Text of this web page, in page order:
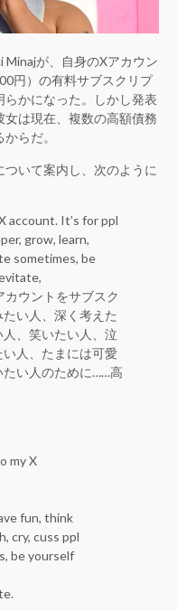
が、自身のXアカウン
円）の有料サブスクリプ
かになった。しかし発表
は現在、複数の高額債務
らだ。
いて案内し、次のように
account. It’s for ppl
grow, learn,
sometimes, be
カウントをサブスク
い人、深く考えた
、笑いたい人、泣
人、たまには可愛
たい人のために……高
my X
fun, think
cry, cuss ppl
be yourself